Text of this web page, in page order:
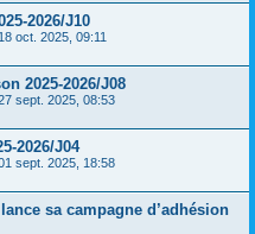
2026/J10
18 oct. 2025, 09:11
2025-2026/J08
sept. 2025, 08:53
2026/J04
sept. 2025, 18:58
sa campagne d’adhésion